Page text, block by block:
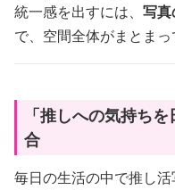
統一感を出すには、 写
で、空間全体がまとまっ
「推しへの気持ち
合
毎日の生活の中で推し活